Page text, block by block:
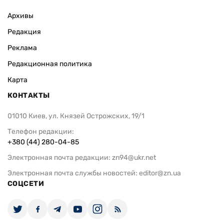
Архивы
Редакция
Реклама
Редакционная политика
Карта
КОНТАКТЫ
01010 Киев, ул. Князей Острожских, 19/1
Телефон редакции:
+380 (44) 280-04-85
Электронная почта редакции: zn94@ukr.net
Электронная почта службы новостей: editor@zn.ua
СОЦСЕТИ